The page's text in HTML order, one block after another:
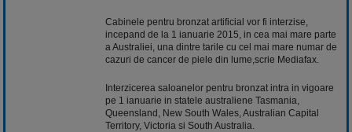
Cabinele pentru bronzat artificial vor fi interzise,
incepand de la 1 ianuarie 2015, in cea mai mare parte
a Australiei, una dintre tarile cu cel mai mare numar de
cazuri de cancer de piele din lume,scrie Mediafax.
Interzicerea saloanelor pentru bronzat intra in vigoare
pe 1 ianuarie in statele australiene Tasmania,
Queensland, New South Wales, Australian Capital
Territory, Victoria si South Australia.